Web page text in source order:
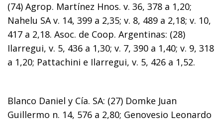
(74) Agrop. Martínez Hnos. v. 36, 378 a 1,20;
Nahelu SA v. 14, 399 a 2,35; v. 8, 489 a 2,18; v. 10,
417 a 2,18. Asoc. de Coop. Argentinas: (28)
Ilarregui, v. 5, 436 a 1,30; v. 7, 390 a 1,40; v. 9, 318
a 1,20; Pattachini e Ilarregui, v. 5, 426 a 1,52.
Blanco Daniel y Cía. SA: (27) Domke Juan
Guillermo n. 14, 576 a 2,80; Genovesio Leonardo